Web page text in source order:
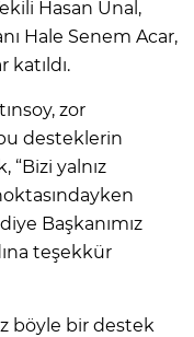
Hasan Ünal,
Hale Senem Acar,
zor
desteklerin
“Bizi yalnız
Başkanımız
teşekkür
böyle bir destek